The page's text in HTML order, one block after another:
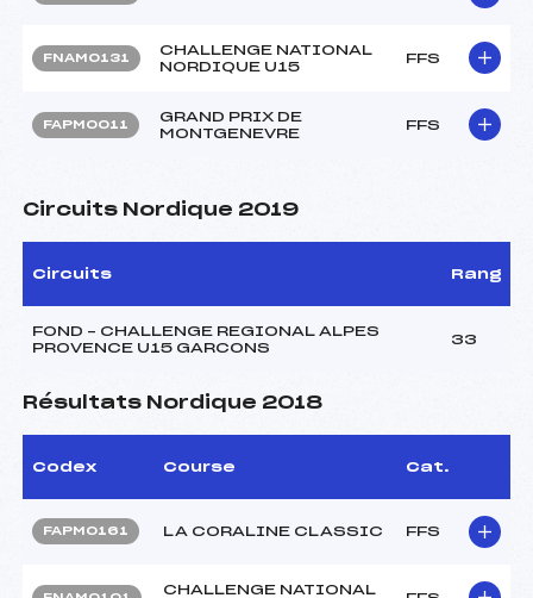
FNAM0131
CHALLENGE NATIONAL
NORDIQUE U15
FFS
FAPM0011
GRAND PRIX DE
MONTGENEVRE
FFS
Circuits Nordique 2019
Circuits Rang
FOND – CHALLENGE REGIONAL ALPES
PROVENCE U15 GARCONS
33
Résultats Nordique 2018
Codex Course Cat.
FAPM0161 LA CORALINE CLASSIC FFS
CHALLENGE NATIONAL